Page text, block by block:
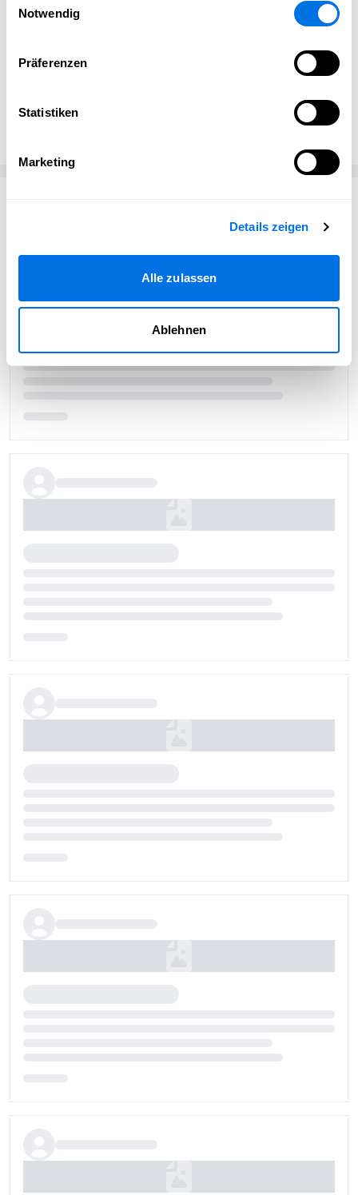
Notwendig
Präferenzen
Statistiken
Marketing
Details zeigen
Alle zulassen
Ablehnen
Themenportalen noch zusätzlich erhöht werden.
Newsload